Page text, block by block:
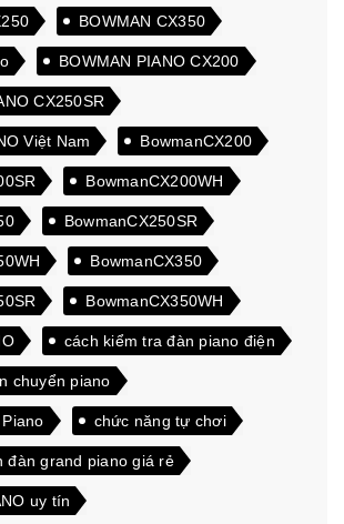
BOWMAN CX350
BOWMAN PIANO CX200
CX250SR
Việt Nam BowmanCX200
BowmanCX200WH
BowmanCX250SR
BowmanCX350
BowmanCX350WH
cách kiểm tra đàn piano điện
chuyển piano
chức năng tự chơi
đàn grand piano giá rẻ
uy tín